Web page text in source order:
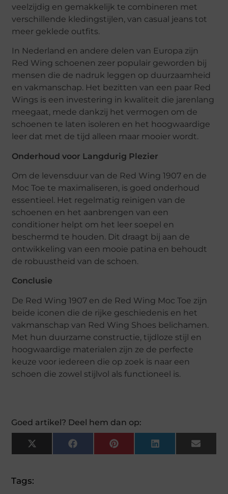
veelzijdig en gemakkelijk te combineren met
verschillende kledingstijlen, van casual jeans tot
meer geklede outfits.
In Nederland en andere delen van Europa zijn
Red Wing schoenen zeer populair geworden bij
mensen die de nadruk leggen op duurzaamheid
en vakmanschap. Het bezitten van een paar Red
Wings is een investering in kwaliteit die jarenlang
meegaat, mede dankzij het vermogen om de
schoenen te laten isoleren en het hoogwaardige
leer dat met de tijd alleen maar mooier wordt.
Onderhoud voor Langdurig Plezier
Om de levensduur van de Red Wing 1907 en de
Moc Toe te maximaliseren, is goed onderhoud
essentieel. Het regelmatig reinigen van de
schoenen en het aanbrengen van een
conditioner helpt om het leer soepel en
beschermd te houden. Dit draagt bij aan de
ontwikkeling van een mooie patina en behoudt
de robuustheid van de schoen.
Conclusie
De Red Wing 1907 en de Red Wing Moc Toe zijn
beide iconen die de rijke geschiedenis en het
vakmanschap van Red Wing Shoes belichamen.
Met hun duurzame constructie, tijdloze stijl en
hoogwaardige materialen zijn ze de perfecte
keuze voor iedereen die op zoek is naar een
schoen die zowel stijlvol als functioneel is.
Goed artikel? Deel hem dan op:
X
(Twitter)
FacebookPinterestLinkedInEmail
Tags: